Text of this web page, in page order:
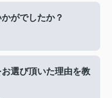
がでしたか？
選び頂いた理由を教